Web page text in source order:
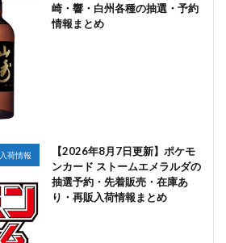
崎・響・白州各種の抽選・予約
情報まとめ
入荷情報
【2026年8月7日更新】ポケモ
ンカード ストームエメラルダの
抽選予約・先着販売・在庫あ
り・再販入荷情報まとめ